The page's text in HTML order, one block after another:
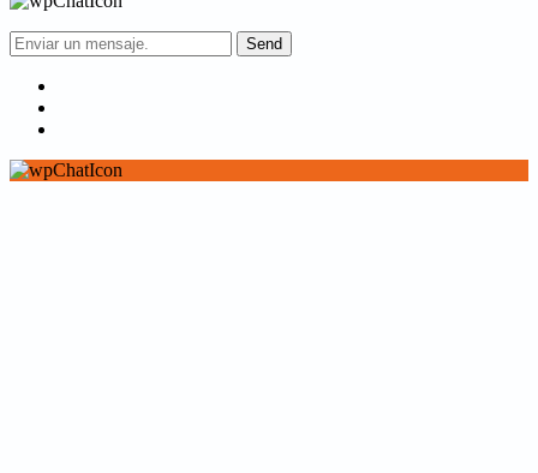
Send